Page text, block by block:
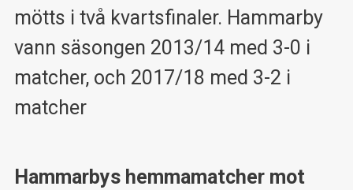
mötts i två kvartsfinaler. Hammarby
vann säsongen 2013/14 med 3-0 i
matcher, och 2017/18 med 3-2 i
matcher
Hammarbys hemmamatcher mot